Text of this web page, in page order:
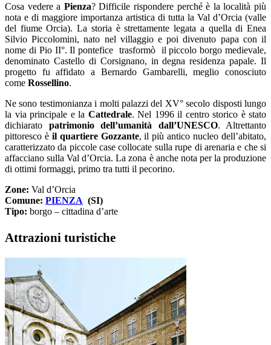
Cosa vedere a Pienza? Difficile rispondere perché è la località più
nota e di maggiore importanza artistica di tutta la Val d’Orcia (valle
del fiume Orcia). La storia è strettamente legata a quella di Enea
Silvio Piccolomini, nato nel villaggio e poi divenuto papa con il
nome di Pio II°. Il pontefice trasformò il piccolo borgo medievale,
denominato Castello di Corsignano, in degna residenza papale. Il
progetto fu affidato a Bernardo Gambarelli, meglio conosciuto
come Rossellino.
Ne sono testimonianza i molti palazzi del XV° secolo disposti lungo
la via principale e la Cattedrale. Nel 1996 il centro storico è stato
dichiarato patrimonio dell’umanità dall’UNESCO. Altrettanto
pittoresco è il quartiere Gozzante, il più antico nucleo dell’abitato,
caratterizzato da piccole case collocate sulla rupe di arenaria e che si
affacciano sulla Val d’Orcia. La zona è anche nota per la produzione
di ottimi formaggi, primo tra tutti il pecorino.
Zone: Val d’Orcia
Comune: PIENZA (SI)
Tipo: borgo – cittadina d’arte
Attrazioni turistiche